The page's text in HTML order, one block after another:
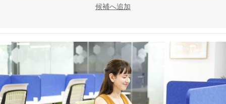
候補へ追加